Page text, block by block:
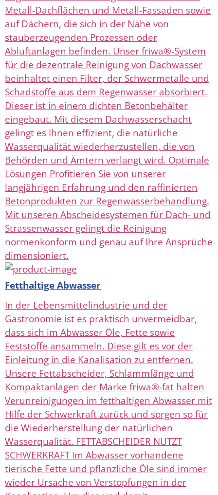
Metall-Dachflächen und Metall-Fassaden sowie
auf Dächern, die sich in der Nähe von
stauberzeugenden Prozessen oder
Abluftanlagen befinden. Unser friwa®-System
für die dezentrale Reinigung von Dachwasser
beinhaltet einen Filter, der Schwermetalle und
Schadstoffe aus dem Regenwasser absorbiert.
Dieser ist in einem dichten Betonbehälter
eingebaut. Mit diesem Dachwasserschacht
gelingt es Ihnen effizient, die natürliche
Wasserqualität wiederherzustellen, die von
Behörden und Ämtern verlangt wird. Optimale
Lösungen Profitieren Sie von unserer
langjährigen Erfahrung und den raffinierten
Betonprodukten zur Regenwasserbehandlung.
Mit unseren Abscheidesystemen für Dach- und
Strassenwasser gelingt die Reinigung
normenkonform und genau auf Ihre Ansprüche
dimensioniert.
Fetthaltige Abwasser
In der Lebensmittelindustrie und der
Gastronomie ist es praktisch unvermeidbar,
dass sich im Abwasser Öle, Fette sowie
Feststoffe ansammeln. Diese gilt es vor der
Einleitung in die Kanalisation zu entfernen.
Unsere Fettabscheider, Schlammfänge und
Kompaktanlagen der Marke friwa®-fat halten
Verunreinigungen im fetthaltigen Abwasser mit
Hilfe der Schwerkraft zurück und sorgen so für
die Wiederherstellung der natürlichen
Wasserqualität. FETTABSCHEIDER NUTZT
SCHWERKRAFT Im Abwasser vorhandene
tierische Fette und pflanzliche Öle sind immer
wieder Ursache von Verstopfungen in der